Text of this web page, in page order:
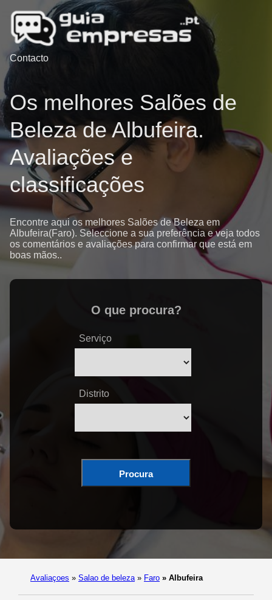
Contacto
Os melhores Salões de
Beleza de Albufeira.
Avaliações e
classificações
Encontre aqui os melhores Salões de Beleza em
Albufeira(Faro). Seleccione a sua preferência e veja todos
os comentários e avaliações para confirmar que está em
boas mãos..
O que procura?
Serviço
Distrito
Procura
Avaliaçoes » Salao de beleza » Faro » Albufeira